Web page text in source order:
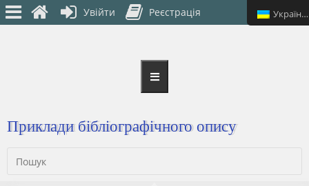
Приклади бібліографічного опису
Увійти Реєстрація Українська